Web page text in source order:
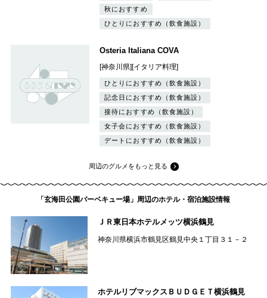
秋におすすめ
ひとりにおすすめ（飲食施設）
Osteria Italiana COVA
[神奈川県][イタリア料理]
ひとりにおすすめ（飲食施設）
記念日におすすめ（飲食施設）
接待におすすめ（飲食施設）
女子会におすすめ（飲食施設）
デートにおすすめ（飲食施設）
周辺のグルメをもっと見る
「玄海田公園バーベキュー場」周辺のホテル・宿泊施設情報
ＪＲ東日本ホテルメッツ横浜鶴見
神奈川県横浜市鶴見区鶴見中央１丁目３１－２
ホテルリブマックスＢＵＤＧＥＴ横浜鶴見